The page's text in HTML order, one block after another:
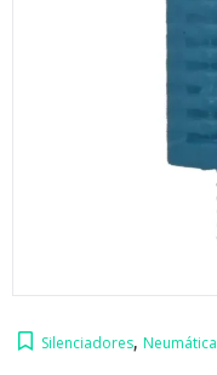
Silenciadores, Neumática